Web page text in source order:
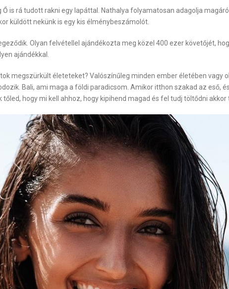
is rá tudott rakni egy lapáttal. Nathalya folyamatosan adagolja
küldött nekünk is egy kis élménybeszámolót.
Olyan felvétellel ajándékozta meg közel 400 ezer követőjét,
ajándékkal.
megszürkült életeteket? Valószínűleg minden ember életében vagy
Bali, ami maga a földi paradicsom. Amikor itthon szakad az eső,
hogy mi kell ahhoz, hogy kipihend magad és fel tudj töltődni akkor